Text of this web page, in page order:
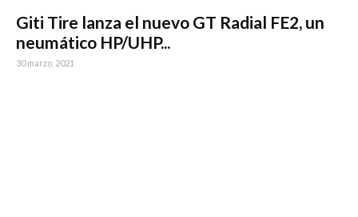
Giti Tire lanza el nuevo GT Radial FE2, un
neumático HP/UHP...
30 marzo, 2021